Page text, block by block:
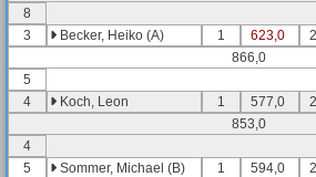
8
3
Becker, Heiko (A) 1 623,0
866,0
5
4
Koch, Leon 1 577,0
853,0
4
5
Sommer, Michael (B) 1 594,0